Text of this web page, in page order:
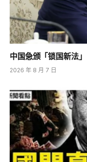
中国急颁「锁国新法
2026 年 8 月 7 日